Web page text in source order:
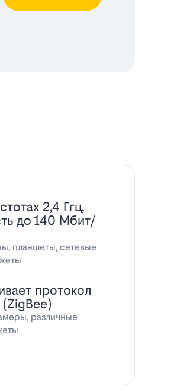
2,4 Ггц,
до 140 Мбит/
планшеты, сетевые
протокол
различные